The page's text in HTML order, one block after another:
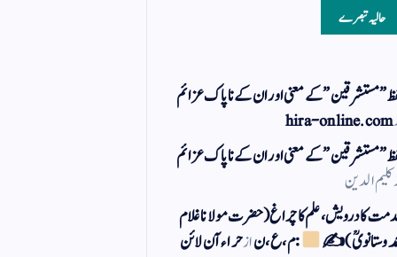
حالیہ تبصرے
” مستشرقین ” کے معنی اور ان کے نا پاک عزائم
hira-online.com
” مستشرقین ” کے معنی اور ان کے نا پاک عزائم
کلیم الدین
کا درویش، علم کا چراغ(حضرت مولانا غلام
وستانویؒ)✍
: م ، ع ، نازحراء آن لائن